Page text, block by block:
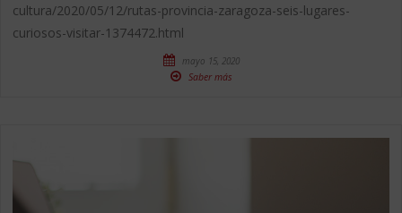
cultura/2020/05/12/rutas-provincia-zaragoza-seis-lugares-
curiosos-visitar-1374472.html
mayo 15, 2020
Saber más